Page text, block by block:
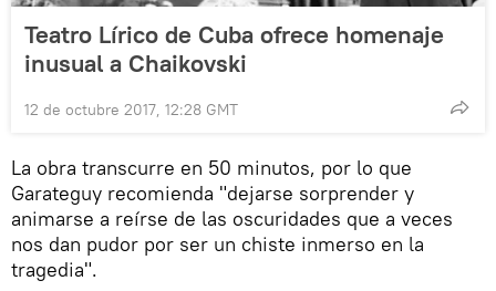
Teatro Lírico de Cuba ofrece homenaje
inusual a Chaikovski
12 de octubre 2017, 12:28 GMT
La obra transcurre en 50 minutos, por lo que
Garateguy recomienda "dejarse sorprender y
animarse a reírse de las oscuridades que a veces
nos dan pudor por ser un chiste inmerso en la
tragedia".